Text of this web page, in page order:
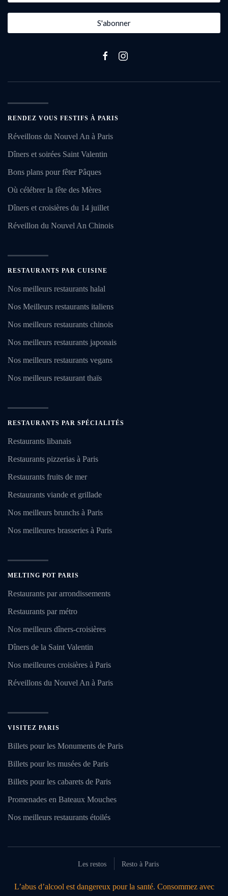
S'abonner
RENDEZ VOUS FESTIFS À PARIS
Réveillons du Nouvel An à Paris
Dîners et soirées Saint Valentin
Bons plans pour fêter Pâques
Où célébrer la fête des Mères
Dîners et croisières du 14 juillet
Réveillon du Nouvel An Chinois
RESTAURANTS PAR CUISINE
Nos meilleurs restaurants halal
Nos Meilleurs restaurants italiens
Nos meilleurs restaurants chinois
Nos meilleurs restaurants japonais
Nos meilleurs restaurants vegans
Nos meilleurs restaurant thaïs
RESTAURANTS PAR SPÉCIALITÉS
Restaurants libanais
Restaurants pizzerias à Paris
Restaurants fruits de mer
Restaurants viande et grillade
Nos meilleurs brunchs à Paris
Nos meilleures brasseries à Paris
MELTING POT PARIS
Restaurants par arrondissements
Restaurants par métro
Nos meilleurs dîners-croisières
Dîners de la Saint Valentin
Nos meilleures croisières à Paris
Réveillons du Nouvel An à Paris
VISITEZ PARIS
Billets pour les Monuments de Paris
Billets pour les musées de Paris
Billets pour les cabarets de Paris
Promenades en Bateaux Mouches
Nos meilleurs restaurants étoilés
Les restos Resto à Paris
L’abus d’alcool est dangereux pour la santé. Consommez avec